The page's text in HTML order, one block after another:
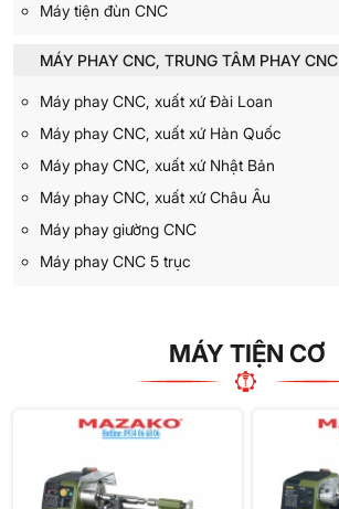
Máy tiện đùn CNC
MÁY PHAY CNC, TRUNG TÂM PHAY CNC
Máy phay CNC, xuất xứ Đài Loan
Máy phay CNC, xuất xứ Hàn Quốc
Máy phay CNC, xuất xứ Nhật Bản
Máy phay CNC, xuất xứ Châu Âu
Máy phay giường CNC
Máy phay CNC 5 trục
MÁY TIỆN CƠ